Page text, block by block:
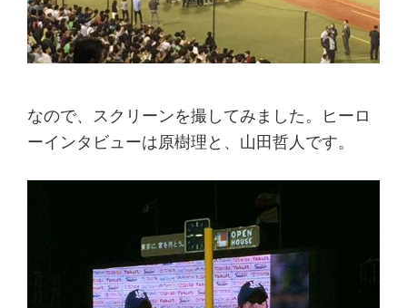
なので、スクリーンを撮してみました。ヒーロ
ーインタビューは原樹理と、山田哲人です。